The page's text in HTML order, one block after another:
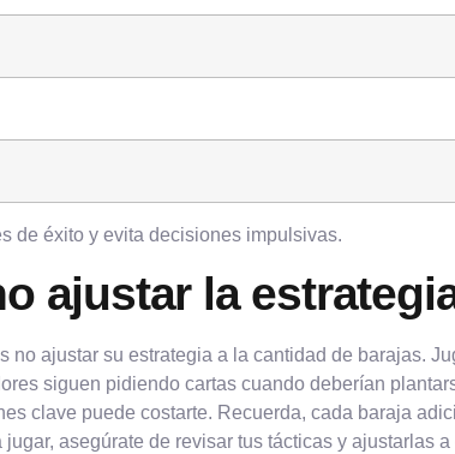
de éxito y evita decisiones impulsivas.
ajustar la
no ajustar su estrategia a la cantidad de barajas.
siguen pidiendo cartas cuando deberían
clave puede costarte. Recuerda, cada baraja
asegúrate de revisar tus tácticas y ajustarlas